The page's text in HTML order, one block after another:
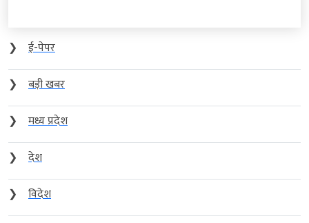
❯
ई-पेपर
❯
बड़ी खबर
❯
मध्य प्रदेश
❯
देश
❯
विदेश